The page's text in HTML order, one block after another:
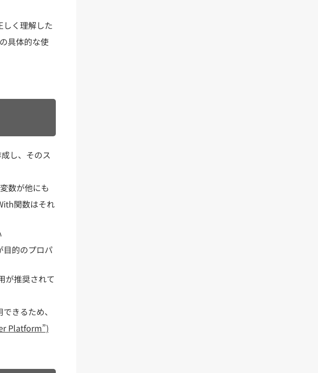
しく理解した
具体的な使
し、そのス
数が他にも
関数はそれ
目的のプロパ
が推奨されて
きるため、
Platform”)